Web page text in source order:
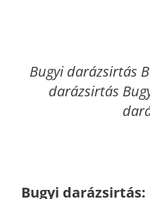
Bugyidarázsirtás
darázsirtás
Bugyi darázsirtás: